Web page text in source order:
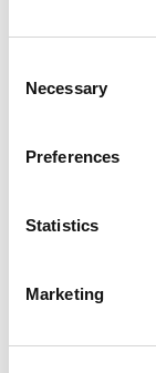
Selection
Necessary
Preferences
Statistics
Marketing